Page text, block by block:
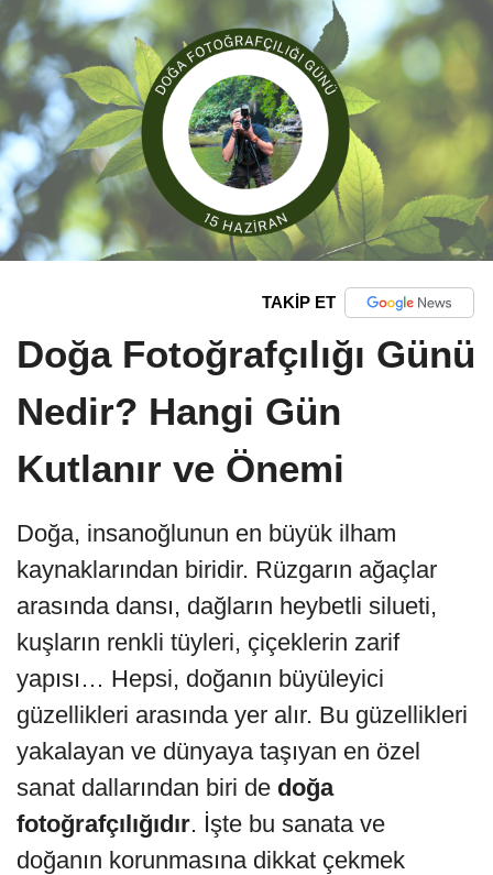
TAKİP ET
Doğa Fotoğrafçılığı Günü
Nedir? Hangi Gün
Kutlanır ve Önemi
Doğa, insanoğlunun en büyük ilham
kaynaklarından biridir. Rüzgarın ağaçlar
arasında dansı, dağların heybetli silueti,
kuşların renkli tüyleri, çiçeklerin zarif
yapısı… Hepsi, doğanın büyüleyici
güzellikleri arasında yer alır. Bu güzellikleri
yakalayan ve dünyaya taşıyan en özel
sanat dallarından biri de doğa
fotoğrafçılığıdır. İşte bu sanata ve
doğanın korunmasına dikkat çekmek